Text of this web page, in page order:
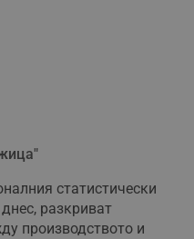
статистически
разкриват
производството и